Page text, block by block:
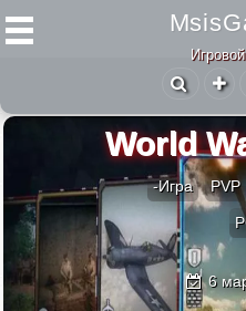
World
-Игра PVP
6